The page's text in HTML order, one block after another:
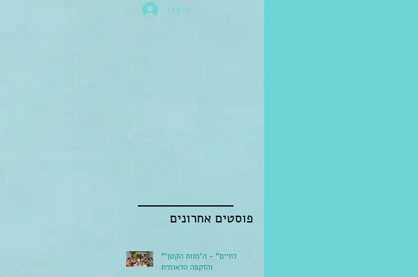
Log In
פוסטים אחרונים
"לחיים" - ה'מוות הקטן'
והזקפה הלאומית